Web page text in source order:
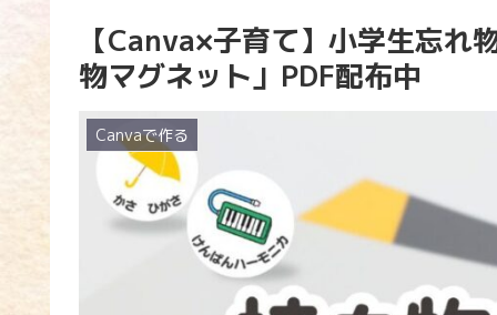
【Canva×子育て】小学生忘
物マグネット」PDF配布中
Canvaで作る